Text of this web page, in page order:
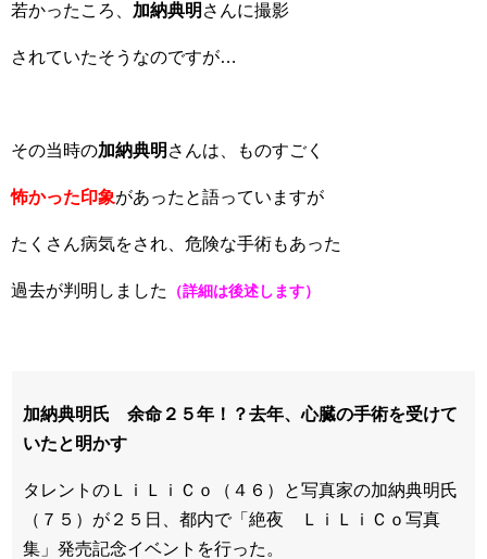
若かったころ、 加納典明 さんに撮影
されていたそうなのですが…
その当時の加納典明 さんは、ものすごく
怖かった印象があったと語っていますが
たくさん病気をされ、危険な手術もあった
過去が判明しました （詳細は後述します）
加納典明氏 余命２５年！？去年、心臓の手術を受けて
いたと明かす
タレントのＬｉＬｉＣｏ（４６）と写真家の加納典明氏
（７５）が２５日、都内で「絶夜 ＬｉＬｉＣｏ写真
集」発売記念イベントを行った。